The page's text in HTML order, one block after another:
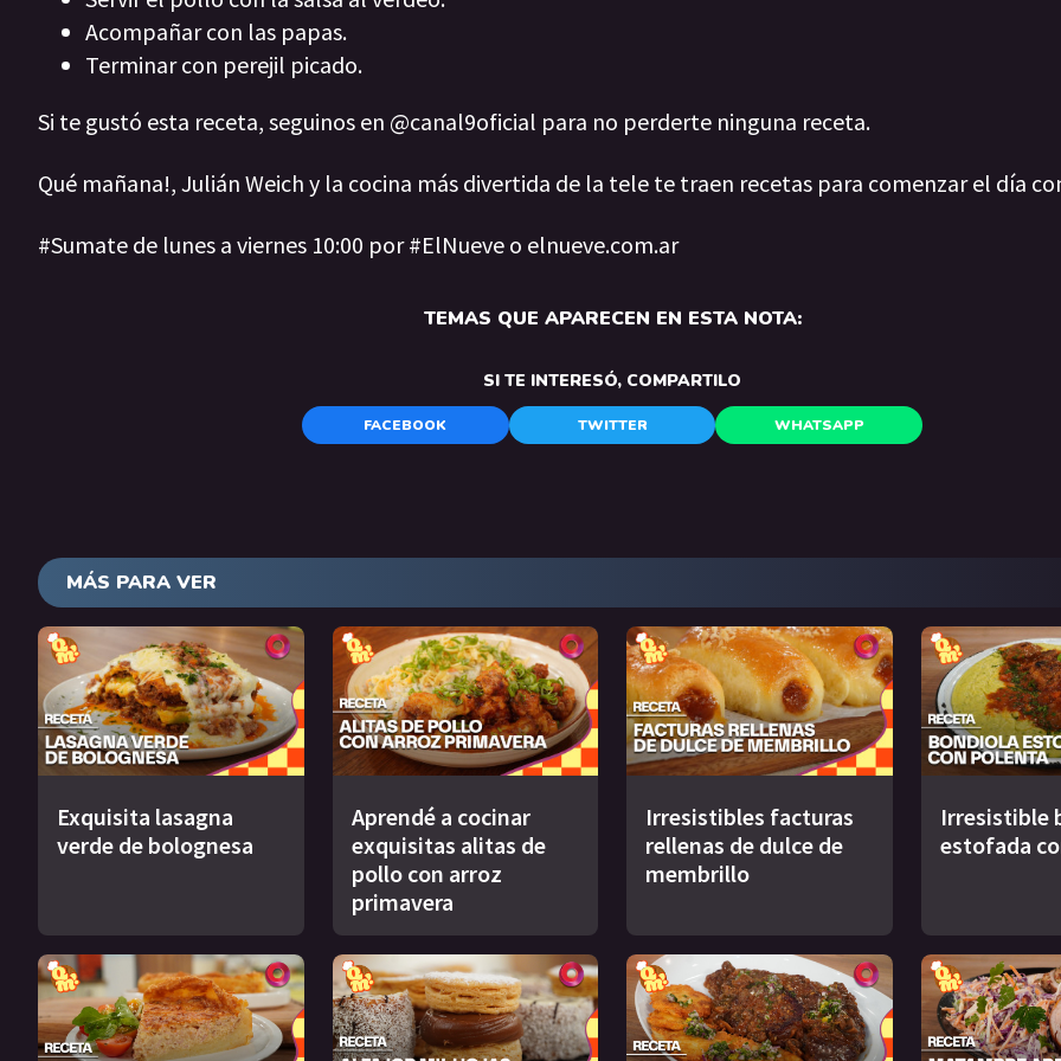
Acompañar con las papas.
Terminar con perejil picado.
Si te gustó esta receta, seguinos en @canal9oficial para no perderte ninguna receta.
Qué mañana!, Julián Weich y la cocina más divertida de la tele te traen recetas para comenzar el día
#Sumate de lunes a viernes 10:00 por #ElNueve o elnueve.com.ar
TEMAS QUE APARECEN EN ESTA NOTA:
SI TE INTERESÓ, COMPARTILO
FACEBOOK TWITTER WHATSAPP
MÁS PARA VER
Exquisita lasagna
verde de bolognesa
Aprendé a cocinar
exquisitas alitas de
pollo con arroz
primavera
Irresistibles facturas
rellenas de dulce de
membrillo
Irresistible
estofada